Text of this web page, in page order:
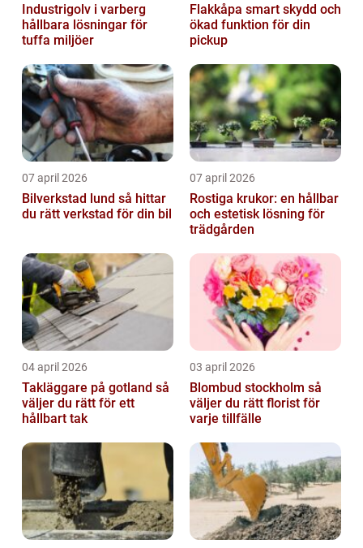
Industrigolv i varberg
hållbara lösningar för
tuffa miljöer
Flakkåpa smart skydd och
ökad funktion för din
pickup
07 april 2026
Bilverkstad lund så hittar
du rätt verkstad för din bil
07 april 2026
Rostiga krukor: en hållbar
och estetisk lösning för
trädgården
04 april 2026
Takläggare på gotland så
väljer du rätt för ett
hållbart tak
03 april 2026
Blombud stockholm så
väljer du rätt florist för
varje tillfälle